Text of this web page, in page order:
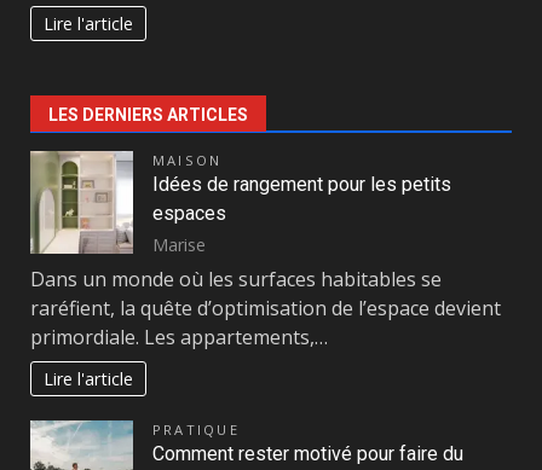
Lire l'article
LES DERNIERS ARTICLES
MAISON
Idées de rangement pour les petits
espaces
Marise
Dans un monde où les surfaces habitables se
raréfient, la quête d’optimisation de l’espace devient
primordiale. Les appartements,…
Lire l'article
PRATIQUE
Comment rester motivé pour faire du